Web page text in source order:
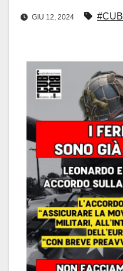
GIU 12, 2024 #CUB